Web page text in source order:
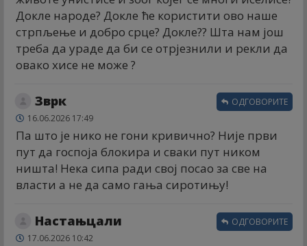
Докле народе? Докле ће користити ово наше
стрпљење и добро срце? Докле?? Шта нам још
треба да ураде да би се отрјезнили и рекли да
овако хисе не може ?
Зврк
16.06.2026 17:49
Па што је нико не гони кривично? Није први
пут да госпоја блокира и сваки пут ником
ништа! Нека сипа ради свој посао за све на
власти а не да само гања сиротињу!
ОДГОВОРИТЕ
Настањцали
17.06.2026 10:42
ОДГОВОРИТЕ